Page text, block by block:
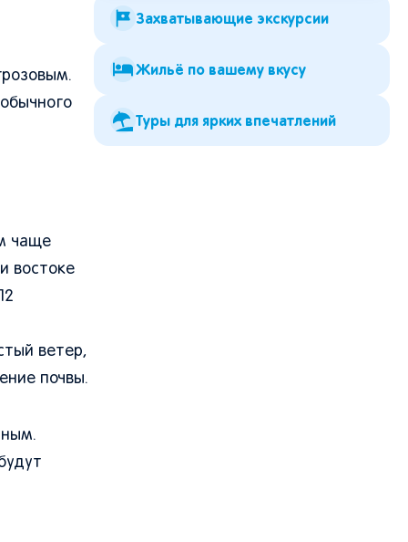
чаще
востоке
ветер,
почвы.
Захватывающие экскурсии
Жильё по вашему вкусу
Туры для ярких впечатлений